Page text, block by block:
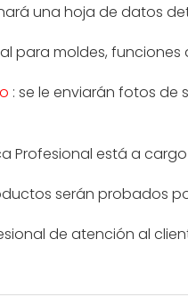
una hoja de datos
para moldes,
: se le enviarán fotos de
Profesional está a
serán probados
de atención al